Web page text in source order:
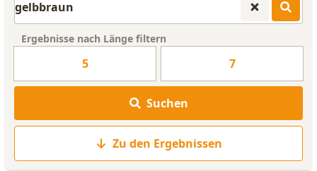
WORTLISTE
Ergebnisse nach Länge filtern
5 7
Suchen
Zu den Ergebnissen